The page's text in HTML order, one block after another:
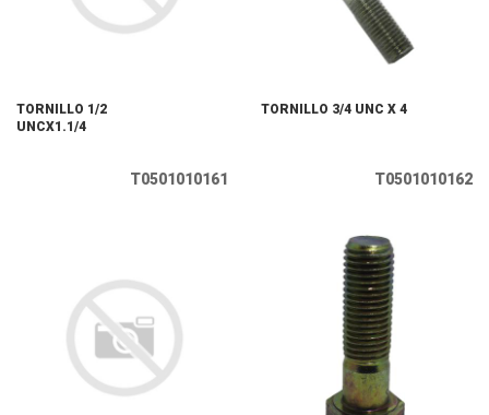
TORNILLO 1/2
UNCX1.1/4
T0501010161
TORNILLO 3/4 UNC X 4
T0501010162